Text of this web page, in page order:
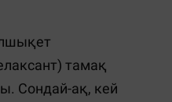
тамақ
Сондай-ақ, кей